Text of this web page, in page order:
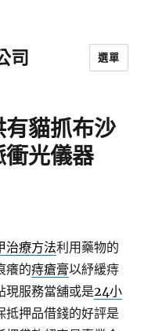
司 選單
貓抓布沙
光儀器
治療方法利用藥物的
癢的痔瘡膏以紓緩痔
現服務當舖或是24小
抵押品借錢的好評是